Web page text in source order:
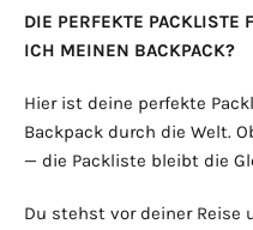
DIE PERFEKTE PACKLISTE
ICH MEINEN BACKPACK?
Hier ist deine perfekte
Backpack durch die Welt.
— die Packliste bleibt die
Du stehst vor deiner Reise